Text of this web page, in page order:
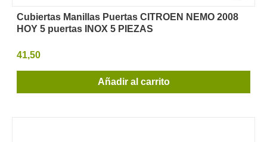
Cubiertas Manillas Puertas CITROEN NEMO 2008
HOY 5 puertas INOX 5 PIEZAS
41,50
Añadir al carrito